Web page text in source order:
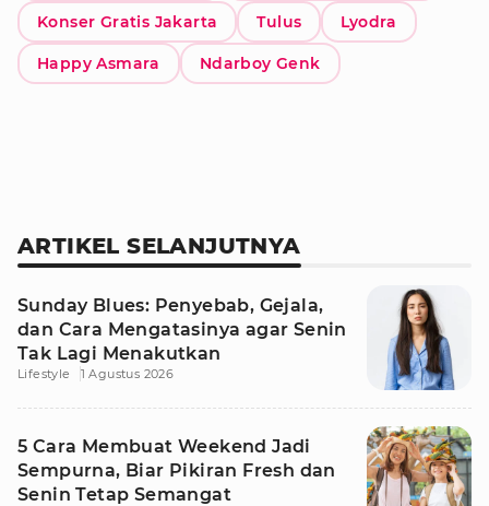
Konser Gratis Jakarta Tulus Lyodra
Happy Asmara Ndarboy Genk
ARTIKEL SELANJUTNYA
Sunday Blues: Penyebab, Gejala,
dan Cara Mengatasinya agar Senin
Tak Lagi Menakutkan
Lifestyle 1 Agustus 2026
5 Cara Membuat Weekend Jadi
Sempurna, Biar Pikiran Fresh dan
Senin Tetap Semangat